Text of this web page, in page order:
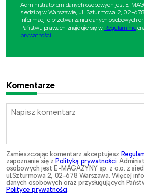
Administratorem danych osobowych jest E-
siedzibą w Warszawie, ul. Szturmowa 2, 02-
informacji o przetwarzaniu danych osobowych
Państwu prawach znajduje się w Regulaminie
prywatności.
Komentarze
Zamieszczając komentarz akceptujesz
zapoznanie się zPolityką prywatności .
osobowych jest E-MAGAZYNY sp. z o.o. z
ul.Szturmowa 2, 02-678 Warszawa. Więcej
danych osobowych oraz przysługujących
Polityce prywatności